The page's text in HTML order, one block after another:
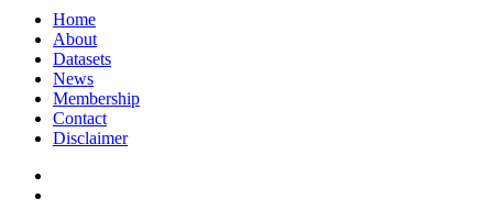
Home
About
Datasets
News
Membership
Contact
Disclaimer